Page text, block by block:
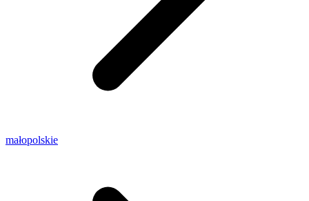
małopolskie